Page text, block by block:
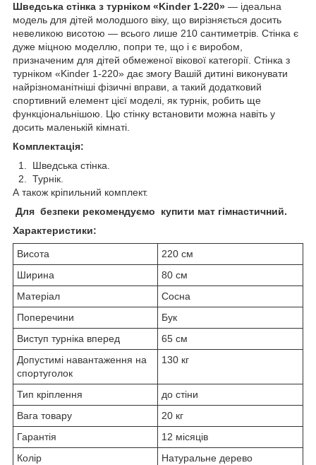
Шведська стінка з турніком «Kinder 1-220» — ідеальна
модель для дітей молодшого віку, що вирізняється досить
невеликою висотою — всього лише 210 сантиметрів. Стінка є
дуже міцною моделлю, попри те, що і є виробом,
призначеним для дітей обмеженої вікової категорії. Стінка з
турніком «Kinder 1-220» дає змогу Вашій дитині виконувати
найрізноманітніші фізичні вправи, а такий додатковий
спортивний елемент цієї моделі, як турнік, робить ще
функціональнішою. Цю стінку встановити можна навіть у
досить маленькій кімнаті.
Комплектація:
1. Шведська стінка.
2. Турнік.
А також кріпильний комплект.
Для безпеки рекомендуємо купити мат гімнастичний.
Характеристики:
Висота
220 см
Ширина
80 см
Матеріал
Сосна
Поперечини
Бук
Виступ турніка вперед
65 см
Допустимі навантаження на
спортуголок
130 кг
Тип кріплення
до стіни
Вага товару
20 кг
Гарантія
12 місяців
Колір
Натуральне дерево